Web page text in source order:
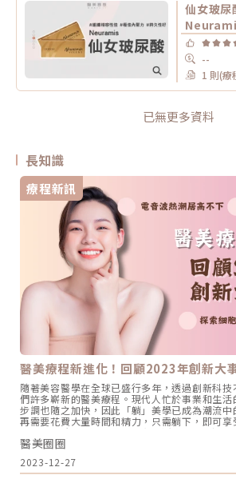
仙女玻尿
--
1 則(療
已無更多資料
長知識
療程新訊
醫美療程新進化！回顧2023年創新大
隨著美容醫學在全球已盛行多年，透過創新科技
們許多嶄新的醫美療程。現代人忙於事業和生
步調也隨之加快，因此「躺」美學已成為潮流
再需要花費大量時間和精力，只需躺下，即可享
成果，更貼近現代人的需求和生活節奏。不過，
慎選擇，絕不能盲目追求潮流，務必遵照專業醫
中能夠兼顧安全和效果。現在，就讓我們一起來
有哪些重要的大事紀吧！ （圖／網路）大事記1：電音波熱潮居高不
下，名人加持不退潮！由知名女演員陳美鳳與
醫美圈圈
2023-12-27